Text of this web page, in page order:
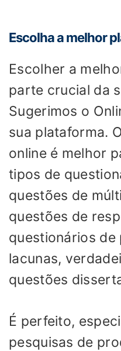
Escolha a melhor
Escolher a
parte crucial da
Sugerimos o
sua plataforma.
online é melhor
tipos de
questões de
questões de
questionários
lacunas,
questões
É perfeito,
pesquisas de